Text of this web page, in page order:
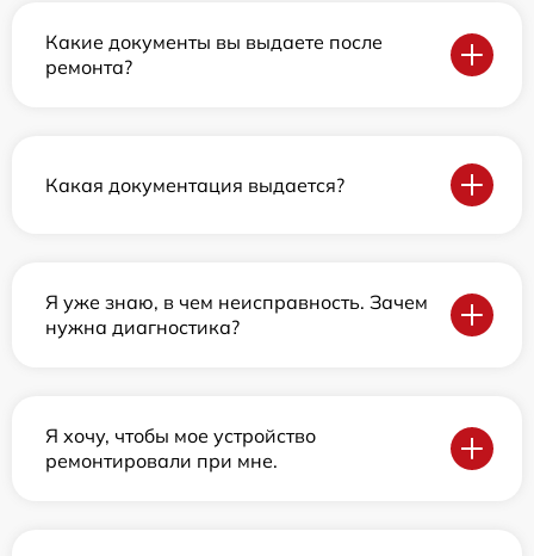
Какие документы вы выдаете после
ремонта?
Какая документация выдается?
Я уже знаю, в чем неисправность. Зачем
нужна диагностика?
Я хочу, чтобы мое устройство
ремонтировали при мне.